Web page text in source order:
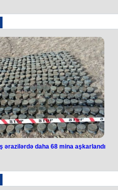
olduğunu bildirdi
keçirilməlidir.
Rəcəb Tayyib Ərdoğan Azərbaycan
Bayramovu qəbul edərkən deyib.
normallaşması prosesinin
Ərdoğan Zəngəzur dəhlizinin dərhal
sazişinin tezliklə həyata keçirilməsinin
vacibliyini vurğulayıb.
həcmini 15 milyard dollara çatdırmaq
etdirilməsini bildirib.
aşkarlandı
ərazilərdə daha 68 mina aşkarlandı